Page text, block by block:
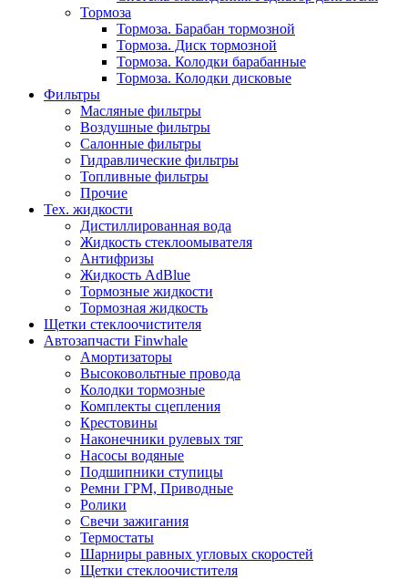
Тормоза
Тормоза. Барабан тормозной
Тормоза. Диск тормозной
Тормоза. Колодки барабанные
Тормоза. Колодки дисковые
Фильтры
Масляные фильтры
Воздушные фильтры
Салонные фильтры
Гидравлические фильтры
Топливные фильтры
Прочие
Тех. жидкости
Дистиллированная вода
Жидкость стеклоомывателя
Антифризы
Жидкость AdBlue
Тормозные жидкости
Тормозная жидкость
Щетки стеклоочистителя
Автозапчасти Finwhale
Амортизаторы
Высоковольтные провода
Колодки тормозные
Комплекты сцепления
Крестовины
Наконечники рулевых тяг
Насосы водяные
Подшипники ступицы
Ремни ГРМ, Приводные
Ролики
Свечи зажигания
Термостаты
Шарниры равных угловых скоростей
Щетки стеклоочистителя